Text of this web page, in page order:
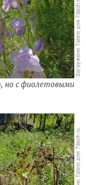
но с фиолетовыми